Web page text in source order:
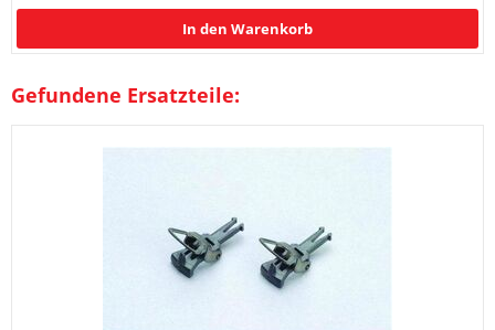
In den Warenkorb
Gefundene Ersatzteile: